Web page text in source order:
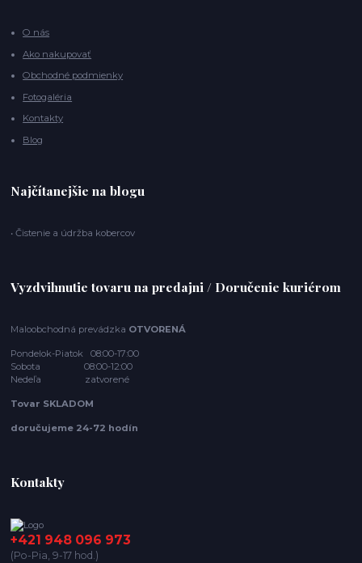
O nás
Ako nakupovať
Obchodné podmienky
Fotogaléria
Kontakty
Blog
Najčítanejšie na blogu
• Čistenie a údržba kobercov
Vyzdvihnutie tovaru na predajni / Doručenie kuriérom
Maloobchodná prevádzka OTVORENÁ
Pondelok-Piatok 08:00-17:00
Sobota 08:00-12:00
Nedeľa zatvorené
Tovar SKLADOM
doručujeme 24-72 hodín
Kontakty
+421 948 096 973
(Po-Pia, 9-17 hod.)